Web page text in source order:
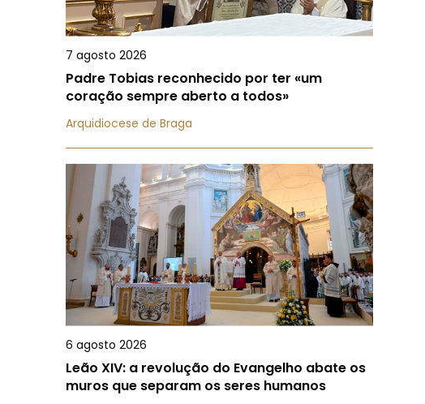
7 agosto 2026
Padre Tobias reconhecido por ter «um
coração sempre aberto a todos»
Arquidiocese de Braga
6 agosto 2026
Leão XIV: a revolução do Evangelho abate os
muros que separam os seres humanos